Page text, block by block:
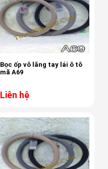
Bọc ốp vô lăng tay lái ô tô
mã A69
Liên hệ